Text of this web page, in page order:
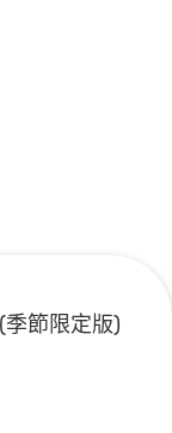
節限定版)